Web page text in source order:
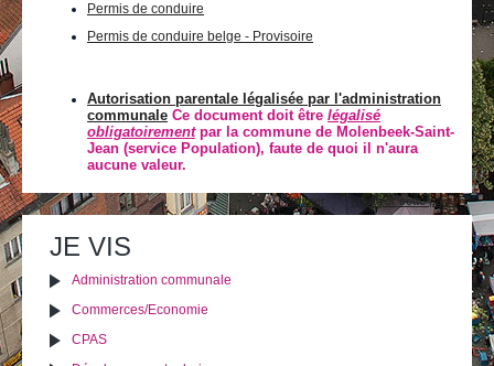
Permis de conduire
Permis de conduire belge - Provisoire
Autorisation parentale légalisée par l'administration
communale Ce document doit être légalisé
obligatoirementpar la commune de Molenbeek-Saint-
Jean (service Population), faute de quoi il n'aura
aucune valeur.
sur
Imprimer Envoyer cette page
JE VIS
Administration communale
Commerces/Economie
CPAS